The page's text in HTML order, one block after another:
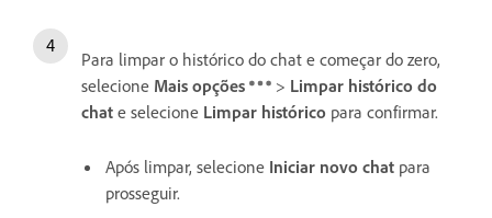
Para limpar o histórico do chat e começar do zero,
selecione Mais opções > Limpar histórico do
chat e selecione Limpar histórico para confirmar.
Após limpar, selecione Iniciar novo chat para
prosseguir.